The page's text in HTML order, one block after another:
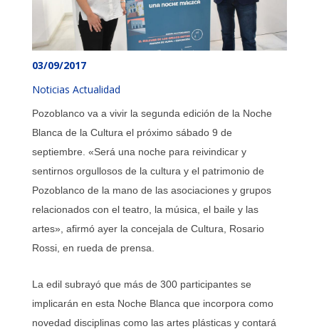
03/09/2017
Noticias Actualidad
Pozoblanco va a vivir la segunda edición de la Noche
Blanca de la Cultura el próximo sábado 9 de
septiembre. «Será una noche para reivindicar y
sentirnos orgullosos de la cultura y el patrimonio de
Pozoblanco de la mano de las asociaciones y grupos
relacionados con el teatro, la música, el baile y las
artes», afirmó ayer la concejala de Cultura, Rosario
Rossi, en rueda de prensa.
La edil subrayó que más de 300 participantes se
implicarán en esta Noche Blanca que incorpora como
novedad disciplinas como las artes plásticas y contará